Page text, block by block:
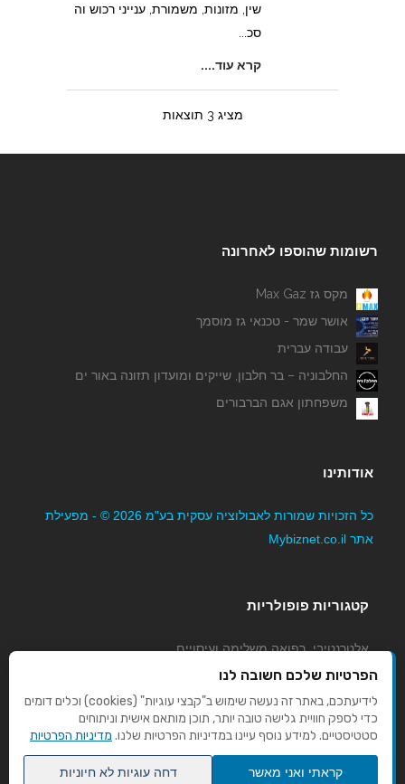
שין, מזונות, משמורת, ענייני רכוש וה
סכ...
קרא עוד....
מציג 3 תוצאות
רשומות שהוספו לאחרונה
מקס גז Max Gaz
אושר שמר - טכנאי גז מוסמך
עבודה עברית
החלבוניה – בר חלבון, שייקים ומועדון תזונה באור ים
משפחתון אגם הברבורים
אודותינו
כל הזכויות שמורות לאבולוציה עסקית בע"מ 2026 © - מפעילת
אתר Mybiznet.co.il
קטגוריות פופולריות
אלטרנטיבי, רפואה משלימה ועיסויים
גני ילדים, משפחתונים וצהרונים
קוסמטיקה טיפוח ויופי
מורים לנהיגה
הפרטיות שלכם חשובה לנו
לידיעתכם, באתר זה נעשה שימוש ב"קבצי עוגיות" (cookies) וכלים דומים
כדי לספק חוויית גלישה טובה יותר, תוכן מותאם אישית וניתוחים
סטטיסטיים. למידע נוסף עיינו במדיניות הפרטיות שלנו. מדיניות הפרטיות
קראתי ואני מאשר דחה עוגיות לא חיוניות